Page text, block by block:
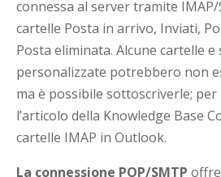
connessa al server tramite IMAP/
cartelle Posta in arrivo, Inviati,
Posta eliminata. Alcune cartelle
personalizzate potrebbero non
ma è possibile sottoscriverle;
l’articolo della Knowledge Base
cartelle IMAP in Outlook.
La connessione POP/SMTP